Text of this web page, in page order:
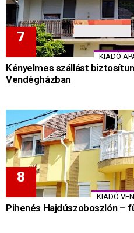
KIADÓ
Kényelmes szállást
Vendégházban
KIADÓ
Pihenés Hajdúszoboszlón –